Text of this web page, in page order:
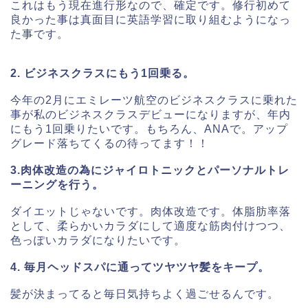
これはもう現在進行形なので、確定です。修行初めて
良かった事は真面目に英語学習に取り組むようになっ
た事です。
2. ビジネスクラスにもう1回乗る。
今年の2月にエミレーツ航空のビジネスクラスに乗れた
事が私のビジネスクラスデビューになりますが、年内
にもう1回乗りたいです。もちろん、ANAで。アップ
グレード落ちてくるの待ってます！！
3.肉体改造の為にジャイロトニックとパーソナルトレ
ーニングを行う。
ダイエットじゃないです。肉体改造です。体脂肪率落
として、柔らかいカラダにして適度な筋肉付けつつ、
色っぽいカラダになりたいです。
4. 毎月ヘッドスパに通ってツヤツヤ髪をキープ。
髪が決まってると毎日気持ちよく過ごせるんです。